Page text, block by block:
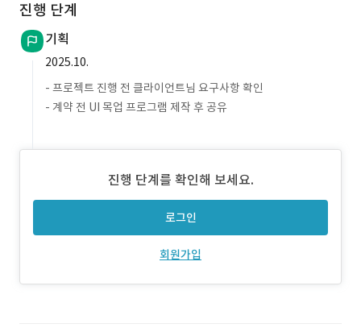
진행 단계
기획
2025.10.
- 프로젝트 진행 전 클라이언트님 요구사항 확인
- 계약 전 UI 목업 프로그램 제작 후 공유
진행 단계를 확인해 보세요.
로그인
회원가입